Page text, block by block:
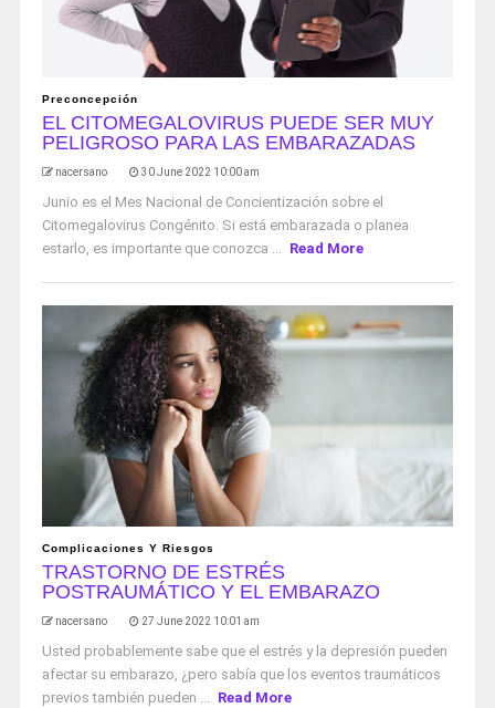
Preconcepción
EL CITOMEGALOVIRUS PUEDE SER MUY
PELIGROSO PARA LAS EMBARAZADAS
nacersano 30 June 2022 10:00 am
Junio ​​es el Mes Nacional de Concientización sobre el
Citomegalovirus Congénito. Si está embarazada o planea
estarlo, es importante que conozca ... Read More
Complicaciones Y Riesgos
TRASTORNO DE ESTRÉS
POSTRAUMÁTICO Y EL EMBARAZO
nacersano 27 June 2022 10:01 am
Usted probablemente sabe que el estrés y la depresión pueden
afectar su embarazo, ¿pero sabía que los eventos traumáticos
previos también pueden ... Read More